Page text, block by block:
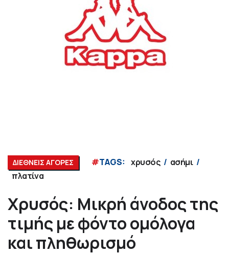
ΔΙΕΘΝΕΙΣ ΑΓΟΡΕΣ #TAGS: χρυσός
ασήμι
πλατίνα
Χρυσός: Μικρή άνοδος της
τιμής με φόντο ομόλογα
και πληθωρισμό